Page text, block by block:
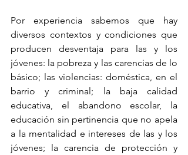
Por experiencia sabemos que hay
diversos contextos y condiciones que
producen desventaja para las y los
jóvenes: la pobreza y las carencias de lo
básico; las violencias: doméstica, en el
barrio y criminal; la baja calidad
educativa, el abandono escolar, la
educación sin pertinencia que no apela
a la mentalidad e intereses de las y los
jóvenes; la carencia de protección y